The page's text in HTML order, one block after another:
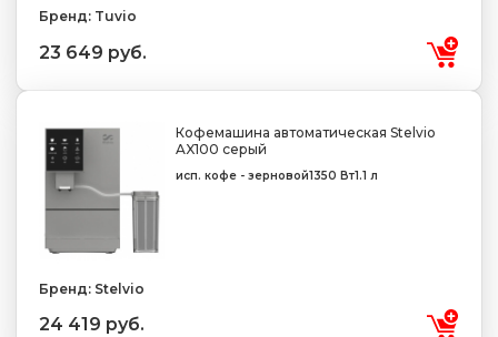
Бренд: Tuvio
23 649 руб.
Кофемашина автоматическая Stelvio
AX100 серый
исп. кофе - зерновой1350 Вт1.1 л
Бренд: Stelvio
24 419 руб.